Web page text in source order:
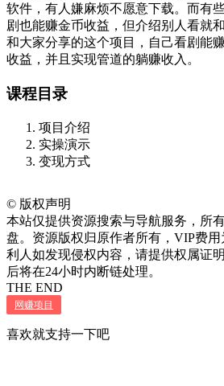
软件，有人嫌麻烦不愿意下载。而有
剧也能赚金币收益，但介绍别人看就
和大家分享的这个项目，自己看剧能
收益，并且实现管道的躺赚收入。
课程目录
项目介绍
实操演示
变现方式
© 版权声明
本站仅提供资源搜索与导航服务，所
盘。资源版权归原作者所有，VIP费
利人如发现侵权内容，请提供权属证
后将在24小时内断链处理。
THE END
网赚项目
喜欢就支持一下吧